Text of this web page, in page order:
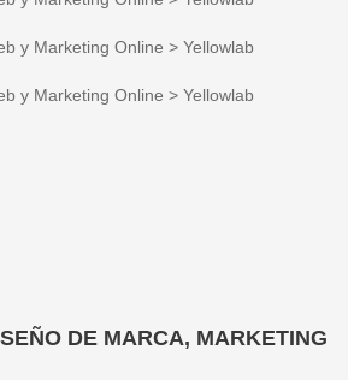
DE MARCA, MARKETING